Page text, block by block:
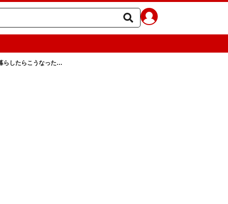
らしたらこうなった…